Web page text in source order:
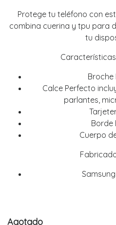
Protege tu teléfono con
combina cuerina y tpu para
tu
Calce Perfecto
parlantes,
Borde
Cuerpo
Agotado